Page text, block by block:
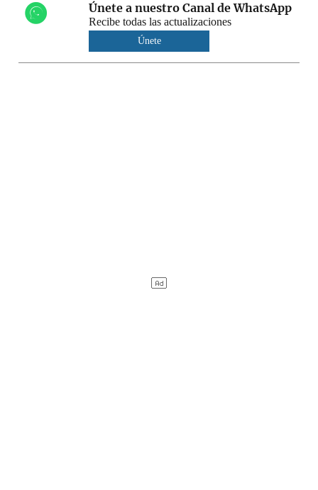
Únete a nuestro Canal de WhatsApp
Recibe todas las actualizaciones
Únete